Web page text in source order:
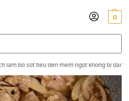
0
làm bò sốt tiêu đen mềm ngọt không bị dai